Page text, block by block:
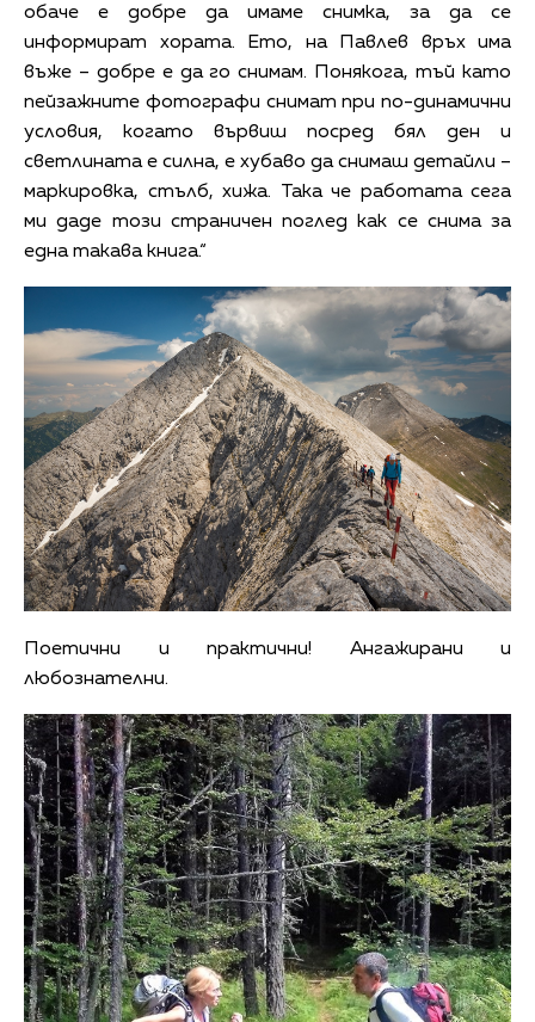
обаче е добре да имаме снимка, за да се
информират хората. Ето, на Павлев връх има
въже – добре е да го снимам. Понякога, тъй като
пейзажните фотографи снимат при по-динамични
условия, когато вървиш посред бял ден и
светлината е силна, е хубаво да снимаш детайли –
маркировка, стълб, хижа. Така че работата сега
ми даде този страничен поглед как се снима за
една такава книга.“
Поетични и практични! Ангажирани и
любознателни.